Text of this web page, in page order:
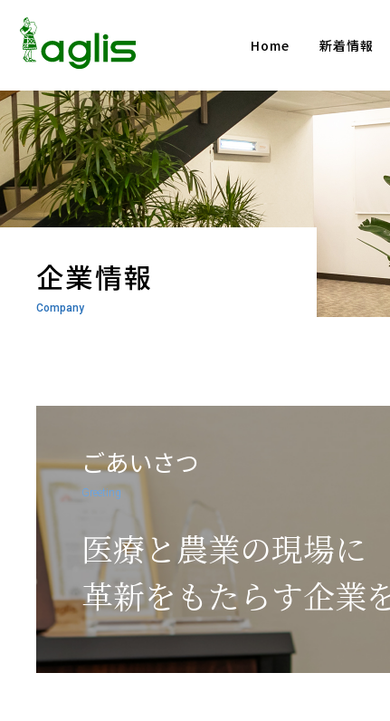
Home 新着情報
企業情報
Company
ごあいさつ
Greeting
医療と農業の現場に
革新をもたらす企業